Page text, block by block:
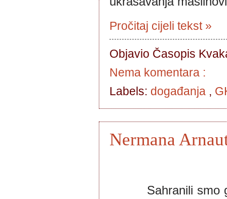
Pročitaj cijeli tekst »
Objavio Časopis
Nema komentara :
Labels: događanja ,
Nermana
Sahranili smo ga